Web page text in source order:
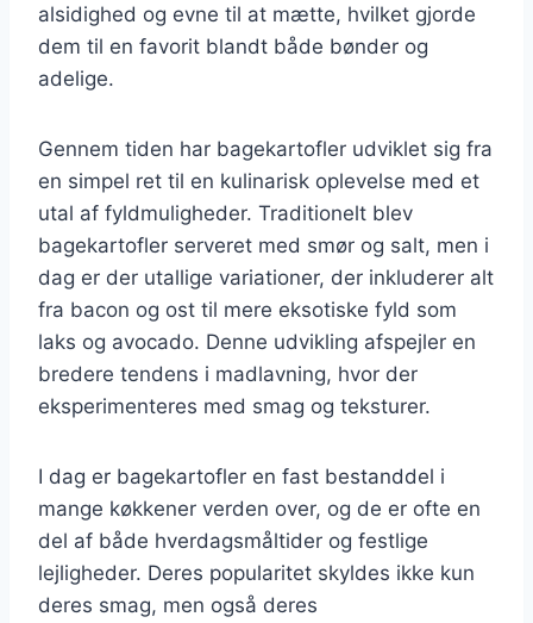
alsidighed og evne til at mætte, hvilket gjorde
dem til en favorit blandt både bønder og
adelige.
Gennem tiden har bagekartofler udviklet sig fra
en simpel ret til en kulinarisk oplevelse med et
utal af fyldmuligheder. Traditionelt blev
bagekartofler serveret med smør og salt, men i
dag er der utallige variationer, der inkluderer alt
fra bacon og ost til mere eksotiske fyld som
laks og avocado. Denne udvikling afspejler en
bredere tendens i madlavning, hvor der
eksperimenteres med smag og teksturer.
I dag er bagekartofler en fast bestanddel i
mange køkkener verden over, og de er ofte en
del af både hverdagsmåltider og festlige
lejligheder. Deres popularitet skyldes ikke kun
deres smag, men også deres